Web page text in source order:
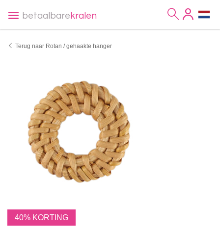
betaalbare kralen
Terug naar Rotan / gehaakte hanger
40% KORTING